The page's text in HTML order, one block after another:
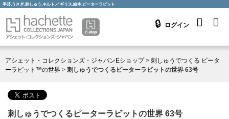
手芸,うさぎ,刺しゅう,キルト,イギリス,絵本,ピーターラビット
ログイン
アシェット・コレクションズ・ジャパンEショップ> 刺しゅうでつくる ピータ
ーラビット™の世界 > 刺しゅうでつくるピーターラビットの世界 63号
刺しゅうでつくるピーターラビットの世界 63号